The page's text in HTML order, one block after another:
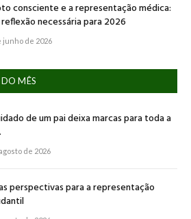
consciente e a representação médica:
necessária para 2026
junho de 2026
MÊS
de um pai deixa marcas para toda a
de 2026
perspectivas para a representação